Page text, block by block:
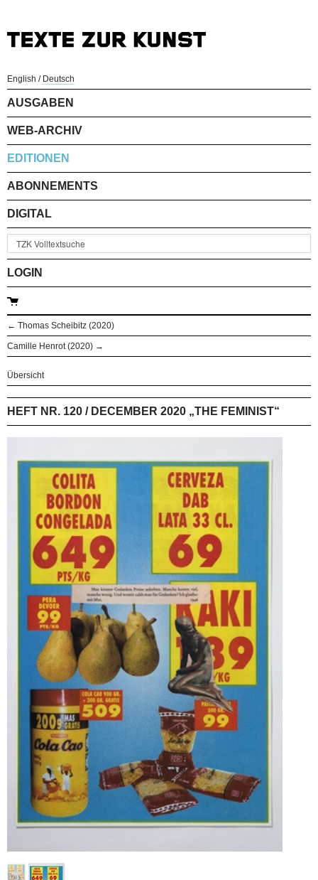
English / Deutsch
AUSGABEN
WEB-ARCHIV
EDITIONEN
ABONNEMENTS
DIGITAL
LOGIN
← Thomas Scheibitz (2020)
Camille Henrot (2020) →
Übersicht
HEFT NR. 120 / DECEMBER 2020 „THE FEMINIST“